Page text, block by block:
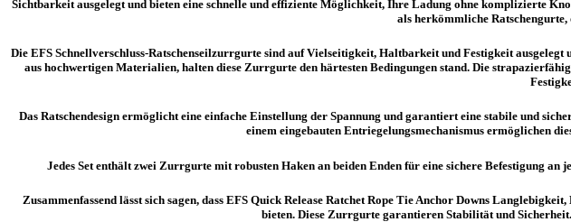
Sichtbarkeit ausgelegt und bieten eine schnelle und effiziente Möglichkeit, Ihre Ladung ohne komplizierte
als herkömmliche
Die EFS Schnellverschluss-Ratschenseilzurrgurte sind auf Vielseitigkeit, Haltbarkeit und Festigkeit
aus hochwertigen Materialien, halten diese Zurrgurte den härtesten Bedingungen stand. Die
Das Ratschendesign ermöglicht eine einfache Einstellung der Spannung und garantiert eine stabile und
einem eingebauten Entriegelungsmechanismus ermöglichen
Jedes Set enthält zwei Zurrgurte mit robusten Haken an beiden Enden für eine sichere Befestigung
Zusammenfassend lässt sich sagen, dass EFS Quick Release Ratchet Rope Tie Anchor Downs
bieten. Diese Zurrgurte garantieren Stabilität und